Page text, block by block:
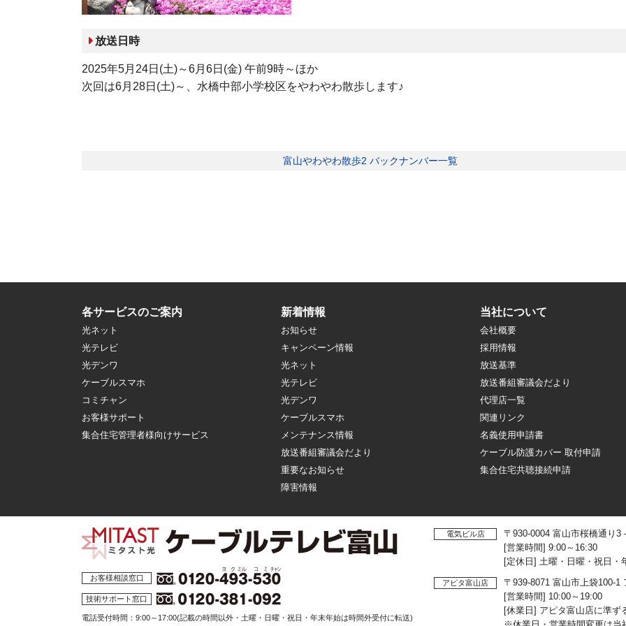
放送日時
2025年5月24日(土)～6月6日(金) 午前9時～ほか
次回は6月28日(土)～、水橋中部小学校区をやわやわ散歩します♪
富山やわやわ散歩2 バックナンバー一覧
各サービスのご案内
光ネット
光テレビ
光デンワ
ケーブルスマホ
コミチャン
お客様サポート
集合住宅管理者様向けサービス
新着情報
お知らせ
キャンペーン情報
光ネット
光テレビ
光デンワ
ケーブルスマホ
メンテナンス情報
放送番組審議会だより
重要なお知らせ
障害情報
当社について
会社概要
採用情報
放送基準
放送番組審議会だより
代理店一覧
関連リンク
名義使用申請書
ケーブル防護カバー 取付申請
集合住宅共聴接続申請
お客様相談窓口
技術サポート窓口
電話受付時間：9:00～17:00(記載の時間以外・土曜・日曜・祝日・年末年始は時間外受付に転送)
電気ビル店
〒930-0004 富山市桜橋通り3
[営業時間] 9:00～16:30
[定休日] 土曜・日曜・祝日・
アピタ富山店
〒939-8071 富山市上袋100-1
[営業時間] 10:00～19:00
[休業日] アピタ富山店に準ず